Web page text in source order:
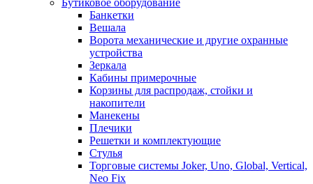
Бутиковое оборудование
Банкетки
Вешала
Ворота механические и другие охранные
устройства
Зеркала
Кабины примерочные
Корзины для распродаж, стойки и
накопители
Манекены
Плечики
Решетки и комплектующие
Стулья
Торговые системы Joker, Uno, Global, Vertical,
Neo Fix